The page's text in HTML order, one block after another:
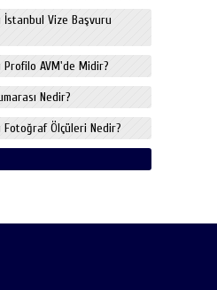
Vize Başvuru
AVM'de Midir?
Nedir?
Ölçüleri Nedir?